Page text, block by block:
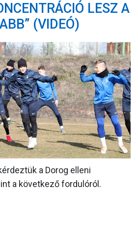
WEBSHOP
STADION
KAPCSOLAT
NYITÓLAP
HÍREK
CSAPATOK
MÉRKŐZÉSEK
KLUB
GALÉRIA
ÉLMÉNYEK
LESZ A
(VIDEÓ)
a Dorog elleni
a következő fordulóról.